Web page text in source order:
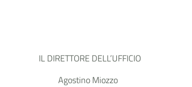
IL DIRETTORE DELL’UFFICIO
Agostino Miozzo